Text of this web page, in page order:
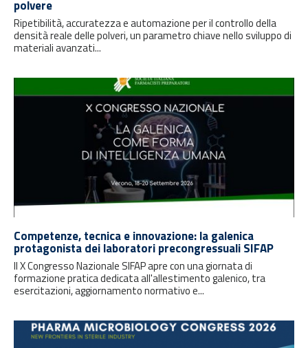
polvere
Ripetibilità, accuratezza e automazione per il controllo della
densità reale delle polveri, un parametro chiave nello sviluppo di
materiali avanzati...
Competenze, tecnica e innovazione: la galenica
protagonista dei laboratori precongressuali SIFAP
Il X Congresso Nazionale SIFAP apre con una giornata di
formazione pratica dedicata all'allestimento galenico, tra
esercitazioni, aggiornamento normativo e...